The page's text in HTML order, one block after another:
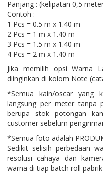
Panjang : (kelipatan 0,5
Contoh :
1 Pcs = 0.5 m x 1.40 m
2 Pcs = 1 m x 1.40 m
3 Pcs = 1.5 m x 1.40 m
4 Pcs = 2 m x 1.40 m
Jika memilih opsi Warna
diinginkan di kolom Note
*Semua kain/oscar yang
langsung per meter tanpa
berupa stok potongan
customer sebelum
*Semua foto adalah
Sedikit selisih perbedaan
resolusi cahaya dan
warna di tiap batch roll pabrik